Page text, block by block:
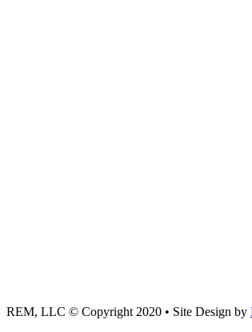
REM, LLC © Copyright 2020 • Site Design by